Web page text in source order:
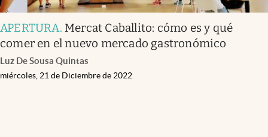
APERTURA. Mercat Caballito: cómo es y qué
comer en el nuevo mercado gastronómico
Luz De Sousa Quintas
miércoles, 21 de Diciembre de 2022